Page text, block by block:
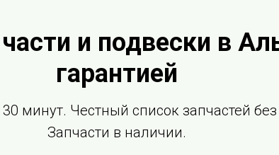
и подвески в
гарантией
30 минут. Честный список запчастей
Запчасти в наличии.